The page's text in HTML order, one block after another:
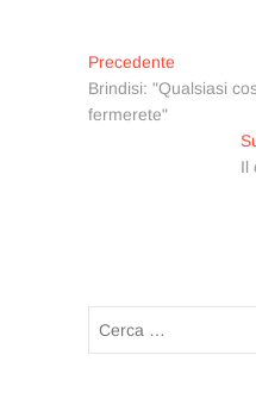
Navigazione
articoli
Precedente
Brindisi: "Qualsiasi
fermerete"
Il